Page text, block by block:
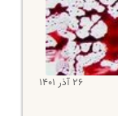
۲۶ آذر ۱۴۰۱